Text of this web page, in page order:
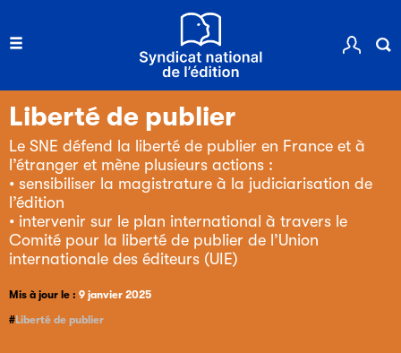
Liberté de publier
Le SNE défend la liberté de publier en France et à
l’étranger et mène plusieurs actions :
• sensibiliser la magistrature à la judiciarisation de
l’édition
• intervenir sur le plan international à travers le
Comité pour la liberté de publier de l’Union
internationale des éditeurs (UIE)
Mis à jour le : 9 janvier 2025
Liberté de publier